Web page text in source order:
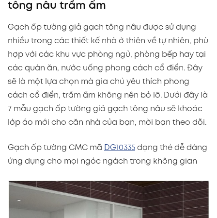
tông nâu trầm ấm
Gạch ốp tường giả gạch tông nâu được sử dụng
nhiều trong các thiết kế nhà ở thiên về tự nhiên, phù
hợp với các khu vực phòng ngủ, phòng bếp hay tại
các quán ăn, nước uống phong cách cổ điển. Đây
sẽ là một lựa chọn mà gia chủ yêu thích phong
cách cổ điển, trầm ấm không nên bỏ lỡ. Dưới đây là
7 mẫu gạch ốp tường giả gạch tông nâu sẽ khoác
lớp áo mới cho căn nhà của bạn, mời bạn theo dõi.
Gạch ốp tường CMC mã DG10335 dạng thẻ dễ dàng
ứng dụng cho mọi ngóc ngách trong không gian